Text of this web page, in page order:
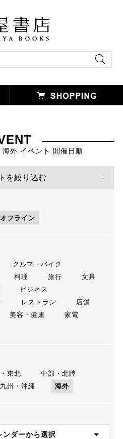
外 イベント 開催日順
を絞り込む
オフライン
クルマ・バイク
料理 旅行
文具
ビジネス
レストラン
店舗
美容・健康
家電
東北
中部・北陸
九州・沖縄 海外
ンダーから選択